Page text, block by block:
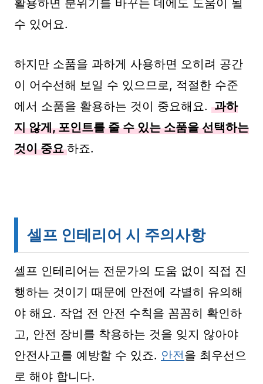
수 있어요.
하지만 소품을 과하게 사용하면 오히려 공간
이 어수선해 보일 수 있으므로, 적절한 수준
에서 소품을 활용하는 것이 중요해요. 과하
지 않게, 포인트를 줄 수 있는 소품을 선택하는
것이 중요 하죠.
셀프 인테리어 시 주의사항
셀프 인테리어는 전문가의 도움 없이 직접 진
행하는 것이기 때문에 안전에 각별히 유의해
야 해요. 작업 전 안전 수칙을 꼼꼼히 확인하
고, 안전 장비를 착용하는 것을 잊지 않아야
안전사고를 예방할 수 있죠. 안전을 최우선으
로 해야 합니다.